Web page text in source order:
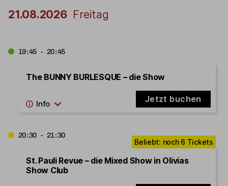
21.08.2026 Freitag
19:45 - 20:45
The BUNNY BURLESQUE – die Show
Jetzt buchen
20:30 - 21:30
St. Pauli Revue – die Mixed Show in Olivias
Show Club